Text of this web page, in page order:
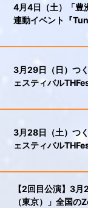
4月4日（土）「豊
連動イベント『
3月29日（日）つ
ェスティバル
3月28日（土）つ
ェスティバル
【2回目公演】3
（東京）」全国